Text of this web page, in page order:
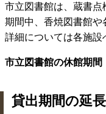
市立図書館は、蔵書点
期間中、香焼図書館
詳細については各施設
市立図書館の休館期間
貸出期間の延長